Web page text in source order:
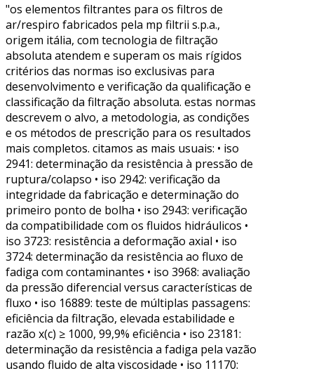
"os elementos filtrantes para os filtros de
ar/respiro fabricados pela mp filtrii s.p.a.,
origem itália, com tecnologia de filtração
absoluta atendem e superam os mais rígidos
critérios das normas iso exclusivas para
desenvolvimento e verificação da qualificação e
classificação da filtração absoluta. estas normas
descrevem o alvo, a metodologia, as condições
e os métodos de prescrição para os resultados
mais completos. citamos as mais usuais: • iso
2941: determinação da resistência à pressão de
ruptura/colapso • iso 2942: verificação da
integridade da fabricação e determinação do
primeiro ponto de bolha • iso 2943: verificação
da compatibilidade com os fluidos hidráulicos •
iso 3723: resistência a deformação axial • iso
3724: determinação da resistência ao fluxo de
fadiga com contaminantes • iso 3968: avaliação
da pressão diferencial versus características de
fluxo • iso 16889: teste de múltiplas passagens:
eficiência da filtração, elevada estabilidade e
razão x(c) ≥ 1000, 99,9% eficiência • iso 23181:
determinação da resistência a fadiga pela vazão
usando fluido de alta viscosidade • iso 11170: